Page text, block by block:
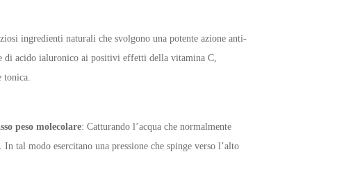
ingredienti naturali che svolgono una potente azione anti-
acido ialuronico ai positivi effetti della vitamina C,
peso molecolare: Catturando l’acqua che normalmente
tal modo esercitano una pressione che spinge verso l’alto